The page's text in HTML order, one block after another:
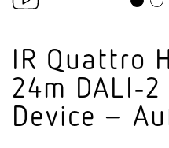
IR Quattro
24m
Device –